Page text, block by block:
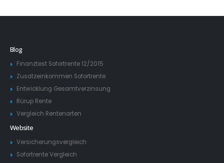
Blog
Finanztest Sofortrente 12/2015
Zusatzeinkommen Sofortrente
Entwicklung Gesamtverzinsung
Rürup Rente
Vergleich Rentenarten
Website
Versicherungsvergleich
Sofortrente Vergleich